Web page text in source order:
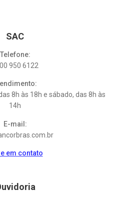
SAC
Telefone:
950 6122
8h às 18h e sábado, das 8h às
14h
E-mail:
em contato